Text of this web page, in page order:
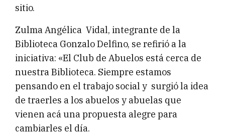
sitio.
Zulma Angélica Vidal, integrante de la
Biblioteca Gonzalo Delfino, se refirió a la
iniciativa: «El Club de Abuelos está cerca de
nuestra Biblioteca. Siempre estamos
pensando en el trabajo social y surgió la idea
de traerles a los abuelos y abuelas que
vienen acá una propuesta alegre para
cambiarles el día.